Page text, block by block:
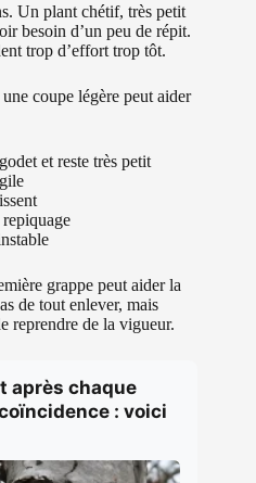
Un plant chétif, très petit
besoin d’un peu de répit.
trop d’effort trop tôt.
coupe légère peut aider
et reste très petit
grappe peut aider la
de tout enlever, mais
reprendre de la vigueur.
après chaque
: voici